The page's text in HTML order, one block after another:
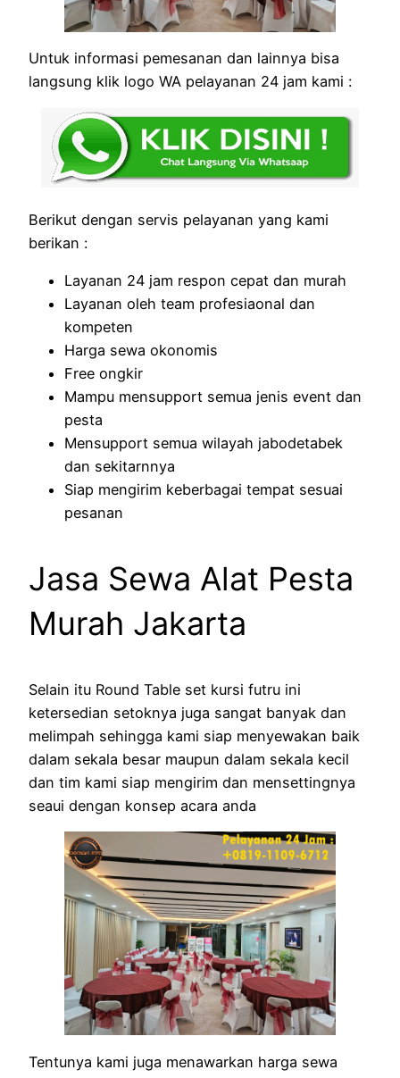
Untuk informasi pemesanan dan lainnya bisa
langsung klik logo WA pelayanan 24 jam kami :
Berikut dengan servis pelayanan yang kami
berikan :
Layanan 24 jam respon cepat dan murah
Layanan oleh team profesiaonal dan
kompeten
Harga sewa okonomis
Free ongkir
Mampu mensupport semua jenis event dan
pesta
Mensupport semua wilayah jabodetabek
dan sekitarnnya
Siap mengirim keberbagai tempat sesuai
pesanan
Jasa Sewa Alat Pesta
Murah Jakarta
Selain itu Round Table set kursi futru ini
ketersedian setoknya juga sangat banyak dan
melimpah sehingga kami siap menyewakan baik
dalam sekala besar maupun dalam sekala kecil
dan tim kami siap mengirim dan mensettingnya
seaui dengan konsep acara anda
Tentunya kami juga menawarkan harga sewa